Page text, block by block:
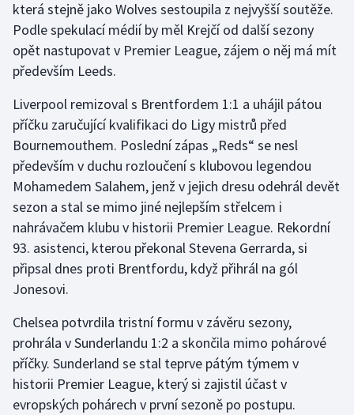
Stolní tenis
Triatlon
Vodní slalom
Volejbal
Ostatní
která stejně jako Wolves sestoupila z nejvyšší soutěže.
Podle spekulací médií by měl Krejčí od další sezony
opět nastupovat v Premier League, zájem o něj má mít
především Leeds.
Liverpool remizoval s Brentfordem 1:1 a uhájil pátou
příčku zaručující kvalifikaci do Ligy mistrů před
Bournemouthem. Poslední zápas „Reds“ se nesl
především v duchu rozloučení s klubovou legendou
Mohamedem Salahem, jenž v jejich dresu odehrál devět
sezon a stal se mimo jiné nejlepším střelcem i
nahrávačem klubu v historii Premier League. Rekordní
93. asistenci, kterou překonal Stevena Gerrarda, si
připsal dnes proti Brentfordu, když přihrál na gól
Jonesovi.
Chelsea potvrdila tristní formu v závěru sezony,
prohrála v Sunderlandu 1:2 a skončila mimo pohárové
příčky. Sunderland se stal teprve pátým týmem v
historii Premier League, který si zajistil účast v
evropských pohárech v první sezoně po postupu.